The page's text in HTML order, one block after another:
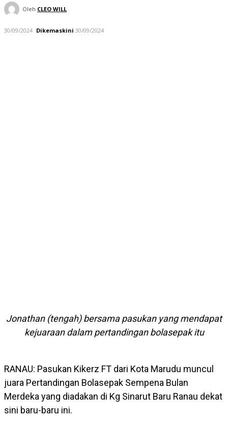
Oleh CLEO WILL
30/09/2024 Dikemaskini 30/09/2024
Jonathan (tengah) bersama pasukan yang mendapat
kejuaraan dalam pertandingan bolasepak itu
RANAU: Pasukan Kikerz FT dari Kota Marudu muncul
juara Pertandingan Bolasepak Sempena Bulan
Merdeka yang diadakan di Kg Sinarut Baru Ranau dekat
sini baru-baru ini.